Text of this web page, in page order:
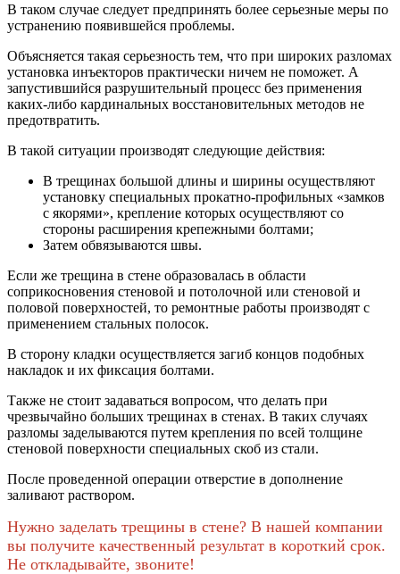
В таком случае следует предпринять более серьезные меры по
устранению появившейся проблемы.
Объясняется такая серьезность тем, что при широких разломах
установка инъекторов практически ничем не поможет. А
запустившийся разрушительный процесс без применения
каких-либо кардинальных восстановительных методов не
предотвратить.
В такой ситуации производят следующие действия:
В трещинах большой длины и ширины осуществляют
установку специальных прокатно-профильных «замков
с якорями», крепление которых осуществляют со
стороны расширения крепежными болтами;
Затем обвязываются швы.
Если же трещина в стене образовалась в области
соприкосновения стеновой и потолочной или стеновой и
половой поверхностей, то ремонтные работы производят с
применением стальных полосок.
В сторону кладки осуществляется загиб концов подобных
накладок и их фиксация болтами.
Также не стоит задаваться вопросом, что делать при
чрезвычайно больших трещинах в стенах. В таких случаях
разломы заделываются путем крепления по всей толщине
стеновой поверхности специальных скоб из стали.
После проведенной операции отверстие в дополнение
заливают раствором.
Нужно заделать трещины в стене? В нашей компании
вы получите качественный результат в короткий срок.
Не откладывайте, звоните!